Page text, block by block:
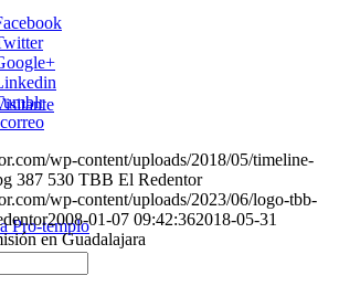
Pro-templo
wp-content/uploads/2018/05/timeline-
387 530 TBB El Redentor
wp-content/uploads/2023/06/logo-tbb-
2008-01-07 09:42:362018-05-31
en Guadalajara